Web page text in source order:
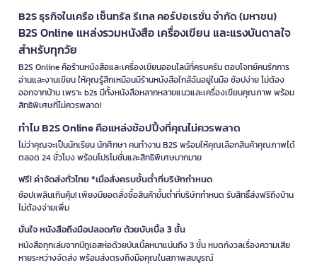
B2S ธุรกิจในเครือ เซ็นทรัล รีเทล คอร์ปอเรชั่น จำกัด (มหาชน)
B2S Online แหล่งรวมหนังสือ เครื่องเขียน และแรงบันดาลใจ
สำหรับทุกวัย
B2S Online คือร้านหนังสือและเครื่องเขียนออนไลน์ที่ครบครัน ตอบโจทย์คนรักการ
อ่านและงานเขียน ให้คุณรู้สึกเหมือนมีร้านหนังสือใกล้ฉันอยู่ในมือ ช้อปง่าย ไม่ต้อง
ออกจากบ้าน เพราะ b2s มีทั้งหนังสือหลากหลายแนวและเครื่องเขียนคุณภาพ พร้อม
สิทธิพิเศษที่ไม่ควรพลาด!
ทำไม B2S Online คือแหล่งช้อปปิ้งที่คุณไม่ควรพลาด
ไม่ว่าคุณจะเป็นนักเรียน นักศึกษา คนทำงาน B2S พร้อมให้คุณเลือกสินค้าคุณภาพได้
ตลอด 24 ชั่วโมง พร้อมโปรโมชั่นและสิทธิพิเศษมากมาย
ฟรี! ค่าจัดส่งทั่วไทย *เมื่อสั่งครบขั้นต่ำที่บริษัทกำหนด
ช้อปเพลินเกินคุ้ม! เพียงมียอดสั่งซื้อสินค้าขั้นต่ำที่บริษัทกำหนด รับสิทธิ์ส่งฟรีถึงบ้าน
ไม่ต้องจ่ายเพิ่ม
มั่นใจ หนังสือถึงมือปลอดภัย ด้วยบับเบิ้ล 3 ชั้น
หนังสือทุกเล่มจากบีทูเอสห่อด้วยบับเบิ้ลหนาแน่นถึง 3 ชั้น หมดกังวลเรื่องความเสีย
หายระหว่างจัดส่ง พร้อมส่งตรงถึงมือคุณในสภาพสมบูรณ์